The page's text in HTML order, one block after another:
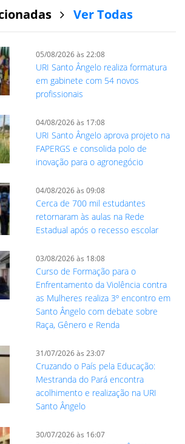
Ver Todas
05/08/2026 às 22:08
URI Santo Ângelo realiza formatura
em gabinete com 54 novos
profissionais
04/08/2026 às 17:08
URI Santo Ângelo aprova projeto na
FAPERGS e consolida polo de
inovação para o agronegócio
04/08/2026 às 09:08
Cerca de 700 mil estudantes
retornaram às aulas na Rede
Estadual após o recesso escolar
03/08/2026 às 18:08
Curso de Formação para o
Enfrentamento da Violência contra
as Mulheres realiza 3º encontro em
Santo Ângelo com debate sobre
Raça, Gênero e Renda
31/07/2026 às 23:07
Cruzando o País pela Educação:
Mestranda do Pará encontra
acolhimento e realização na URI
Santo Ângelo
30/07/2026 às 16:07